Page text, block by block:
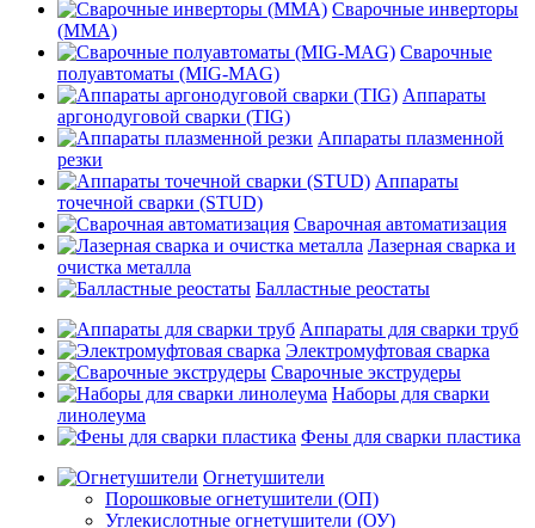
Сварочные инверторы
(MMA)
Сварочные
полуавтоматы (MIG-MAG)
Аппараты
аргонодуговой сварки (TIG)
Аппараты плазменной
резки
Аппараты
точечной сварки (STUD)
Сварочная автоматизация
Лазерная сварка и
очистка металла
Балластные реостаты
Аппараты для сварки труб
Электромуфтовая сварка
Сварочные экструдеры
Наборы для сварки
линолеума
Фены для сварки пластика
Огнетушители
Порошковые огнетушители (ОП)
Углекислотные огнетушители (ОУ)